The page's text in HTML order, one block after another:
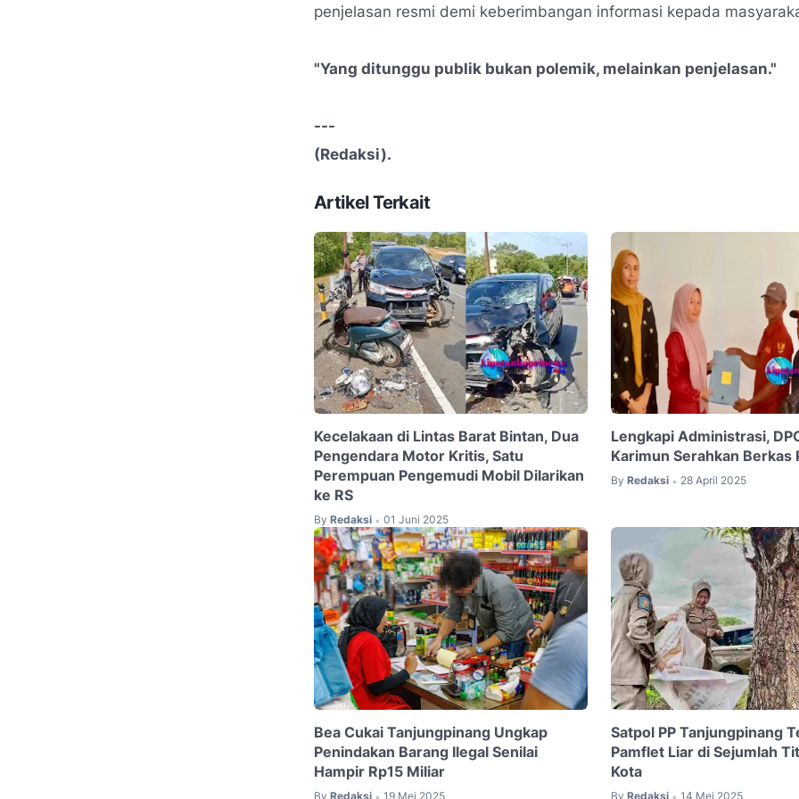
penjelasan resmi demi keberimbangan informasi kepada
"Yang ditunggu publik bukan polemik, melainkan penjelasan."
---
(Redaksi).
Artikel Terkait
Kecelakaan di Lintas Barat Bintan, Dua
Pengendara Motor Kritis, Satu
Perempuan Pengemudi Mobil Dilarikan
ke RS
By Redaksi • 01 Juni 2025
Lengkapi Administrasi,
Karimun Serahkan Berkas
By Redaksi • 28 April 2025
Bea Cukai Tanjungpinang Ungkap
Penindakan Barang Ilegal Senilai
Hampir Rp15 Miliar
By Redaksi 19 Mei 2025
Satpol PP Tanjungpinang
Pamflet Liar di Sejumlah
Kota
By Redaksi 14 Mei 2025